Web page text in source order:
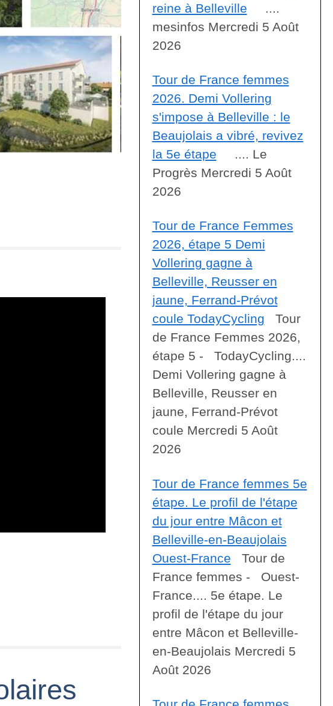
reine à Belleville ....
mesinfos Mercredi 5 Août
2026
Tour de France femmes
2026. Demi Vollering
s'impose à Belleville : le
Beaujolais a vibré, revivez
la 5e étape .... Le
Progrès Mercredi 5 Août
2026
Tour de France Femmes
2026, étape 5 Demi
Vollering gagne à
Belleville, Reusser en
jaune, Ferrand-Prévot
coule TodayCycling Tour
de France Femmes 2026,
étape 5 - TodayCycling....
Demi Vollering gagne à
Belleville, Reusser en
jaune, Ferrand-Prévot
coule Mercredi 5 Août
2026
Tour de France femmes 5e
étape. Le profil de l'étape
du jour entre Mâcon et
Belleville-en-Beaujolais
Ouest-France Tour de
France femmes - Ouest-
France.... 5e étape. Le
profil de l'étape du jour
entre Mâcon et Belleville-
en-Beaujolais Mercredi 5
Août 2026